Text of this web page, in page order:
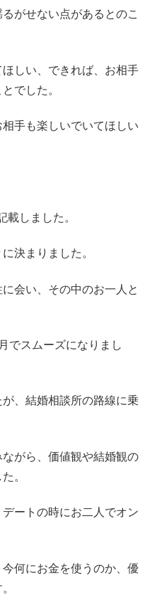
がせない点があるとのこ
しい、できれば、お相手
でした。
手も楽しいでいてほしい
載しました。
決まりました。
会い、その中のお一人と
でスムーズになりまし
、結婚相談所の路線に乗
がら、価値観や結婚観の
。
ートの時にお二人でオン
何にお金を使うのか、優